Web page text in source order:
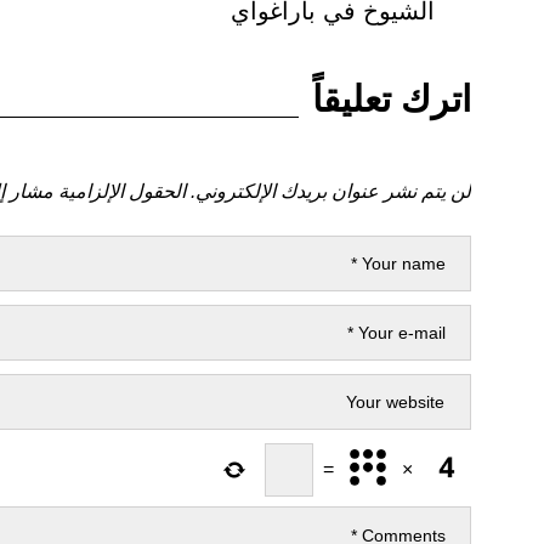
الشيوخ في باراغواي
اترك تعليقاً
لن يتم نشر عنوان بريدك الإلكتروني. الحقول الإلزامية مشار
×
=